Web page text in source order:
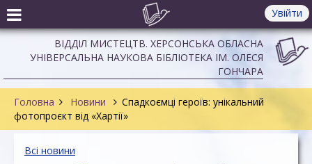
Увійти
ВІДДІЛ МИСТЕЦТВ. ХЕРСОНСЬКА ОБЛАСНА
УНІВЕРСАЛЬНА НАУКОВА БІБЛІОТЕКА ІМ. ОЛЕСЯ
ГОНЧАРА
Головна Новини
Спадкоємці героїв: унікальний
фотопроєкт від «Хартії»
Всі новини